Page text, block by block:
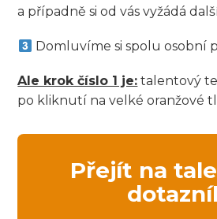
a případně si od vás vyžádá
Domluvíme si spolu osobní
Ale krok číslo 1 je: talentový
po kliknutí na velké oranžové
Přejít na